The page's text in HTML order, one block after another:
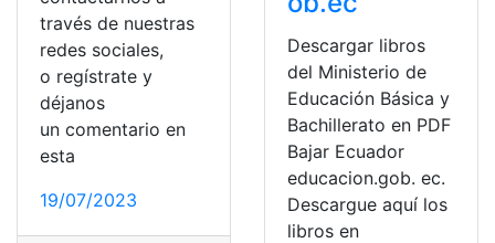
través de nuestras
redes sociales,
o regístrate y
déjanos
un comentario en
esta
19/07/2023
Descargar libros
del Ministerio de
Educación Básica y
Bachillerato en PDF
Bajar Ecuador
educacion.gob. ec.
Descargue aquí los
libros en